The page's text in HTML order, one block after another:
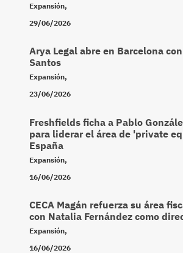
Expansión,
29/06/2026
Arya Legal abre en Barcelona
Santos
Expansión,
23/06/2026
Freshfields ficha a Pablo
para liderar el área de 'private
España
Expansión,
16/06/2026
CECA Magán refuerza su área
con Natalia Fernández como
Expansión,
16/06/2026